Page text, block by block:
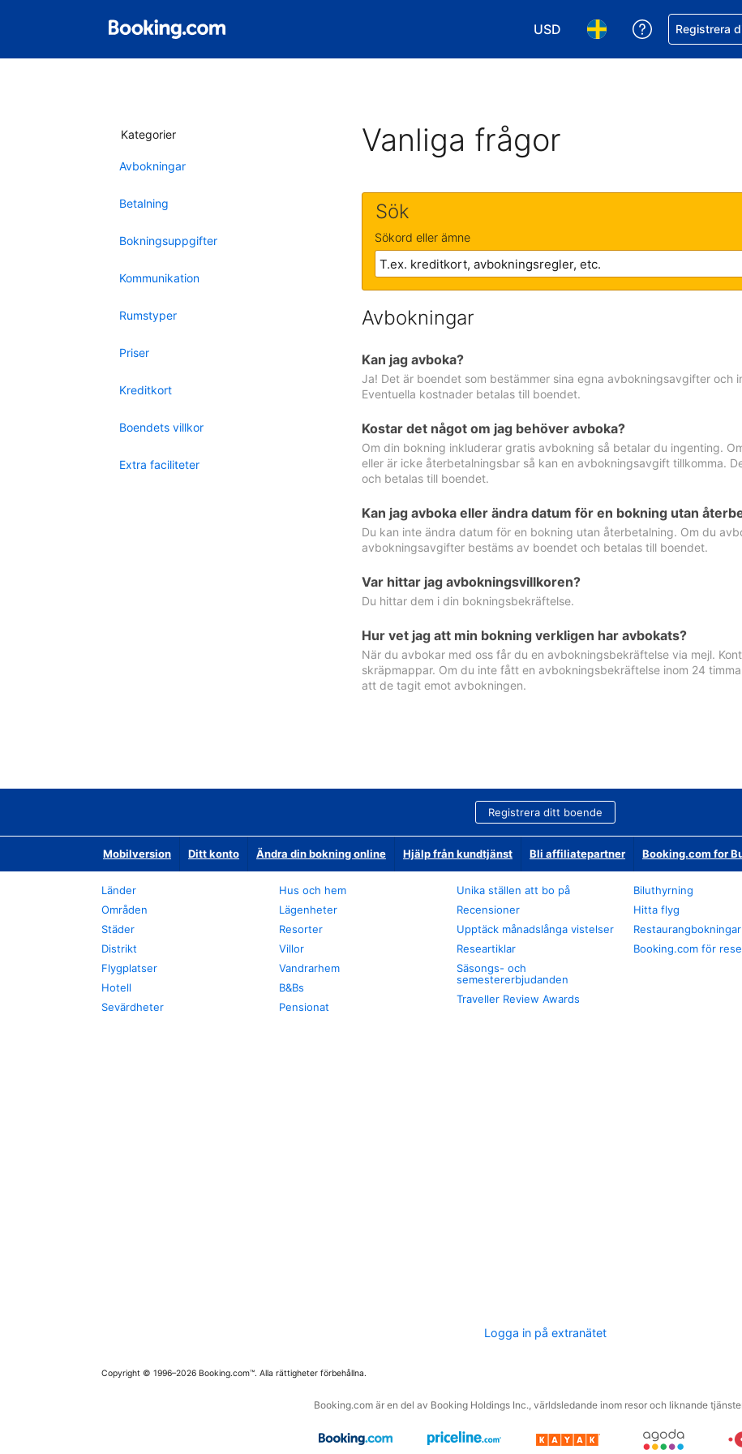
USD
Välj valuta. Din nuvarande
Välj språk. Ditt
Få hjälp med
Registrera
Kategorier
Avbokningar
Betalning
Bokningsuppgifter
Kommunikation
Rumstyper
Priser
Kreditkort
Boendets villkor
Extra faciliteter
Vanliga frågor
Sök
Sökord eller ämne
Avbokningar
Kan jag avboka?
Ja! Det är boendet som bestämmer sina egna avbokningsavgifter och
Eventuella kostnader betalas till boendet.
Kostar det något om jag behöver avboka?
Om din bokning inkluderar gratis avbokning så betalar du ingenting.
eller är icke återbetalningsbar så kan en avbokningsavgift tillkomma.
och betalas till boendet.
Kan jag avboka eller ändra datum för en bokning utan
Du kan inte ändra datum för en bokning utan återbetalning. Om du
avbokningsavgifter bestäms av boendet och betalas till boendet.
Var hittar jag avbokningsvillkoren?
Du hittar dem i din bokningsbekräftelse.
Hur vet jag att min bokning verkligen har avbokats?
När du avbokar med oss får du en avbokningsbekräftelse via mejl.
skräpmappar. Om du inte fått en avbokningsbekräftelse inom 24
att de tagit emot avbokningen.
Registrera ditt boende
Mobilversion Ditt konto Ändra din bokning online Hjälp från kundtjänst Bli affiliatepartner Booking.com for
Länder
Områden
Städer
Distrikt
Flygplatser
Hotell
Sevärdheter
Hus och hem
Lägenheter
Resorter
Villor
Vandrarhem
B&Bs
Pensionat
Unika ställen att bo på
Recensioner
Upptäck månadslånga vistelser
Researtiklar
Säsongs- och
semestererbjudanden
Traveller Review Awards
Biluthyrning
Hitta flyg
Restaurangbokningar
Booking.com för
Logga in på extranätet
Copyright © 1996–2026 Booking.com™. Alla rättigheter förbehållna.
Booking.com är en del av Booking Holdings Inc., världsledande inom resor och liknande